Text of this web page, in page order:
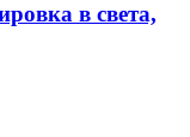
в света,